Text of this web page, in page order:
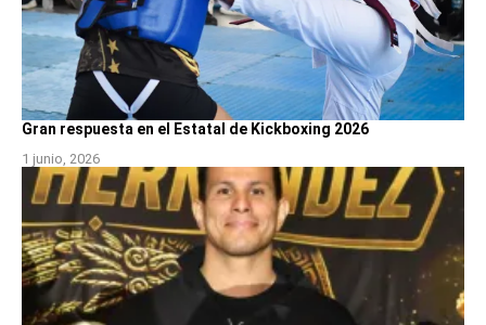
Gran respuesta en el Estatal de Kickboxing 2026
1 junio, 2026